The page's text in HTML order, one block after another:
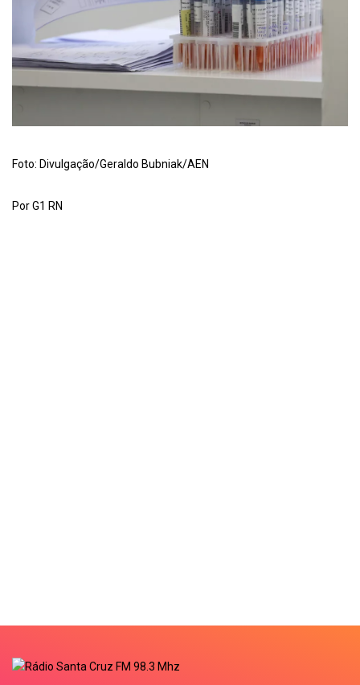
Foto: Divulgação/Geraldo Bubniak/AEN
Por G1 RN